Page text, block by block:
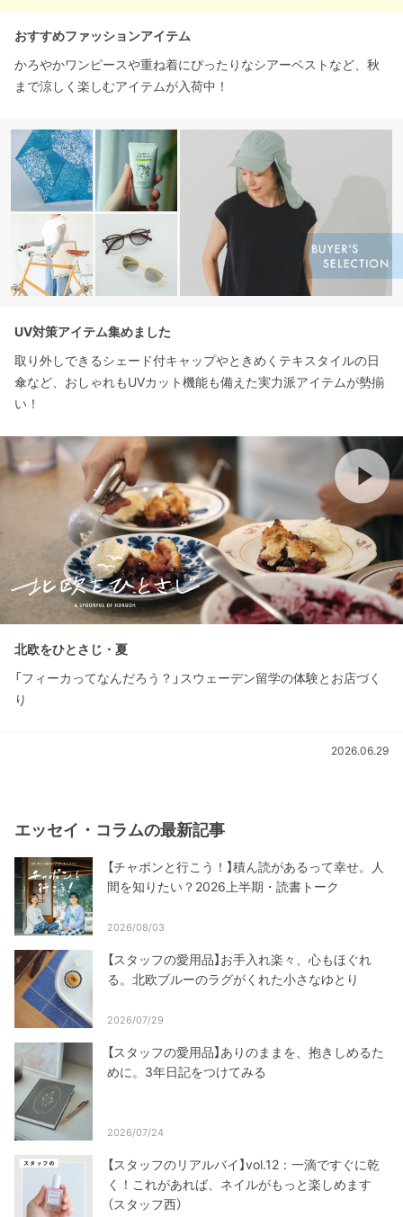
おすすめファッションアイテム
かろやかワンピースや重ね着にぴったりなシアーベストなど、秋
まで涼しく楽しむアイテムが入荷中！
UV対策アイテム集めました
取り外しできるシェード付キャップやときめくテキスタイルの日
傘など、おしゃれもUVカット機能も備えた実力派アイテムが勢揃
い！
北欧をひとさじ・夏
「フィーカってなんだろう？」スウェーデン留学の体験とお店づく
り
2026.06.29
エッセイ・コラムの最新記事
【チャポンと行こう！】積ん読があるって幸せ。人
間を知りたい？2026上半期・読書トーク
2026/08/03
【スタッフの愛用品】お手入れ楽々、心もほぐれ
る。北欧ブルーのラグがくれた小さなゆとり
2026/07/29
【スタッフの愛用品】ありのままを、抱きしめるた
めに。3年日記をつけてみる
2026/07/24
【スタッフのリアルバイ】vol.12：一滴ですぐに乾
く！これがあれば、ネイルがもっと楽しめます
（スタッフ西）